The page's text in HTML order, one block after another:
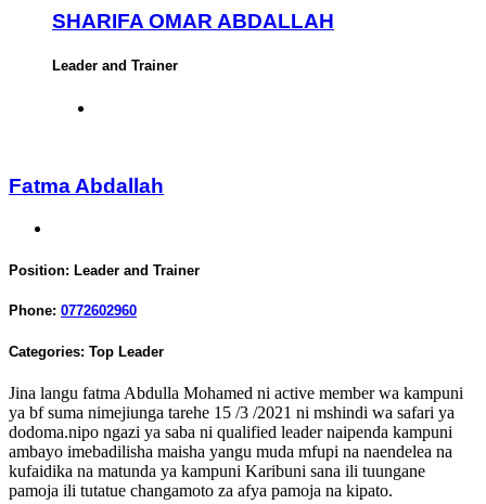
SHARIFA OMAR ABDALLAH
Leader and Trainer
Fatma Abdallah
Position: Leader and Trainer
Phone: 0772602960
Categories: Top Leader
Jina langu fatma Abdulla Mohamed ni active member wa kampuni
ya bf suma nimejiunga tarehe 15 /3 /2021 ni mshindi wa safari ya
dodoma.nipo ngazi ya saba ni qualified leader naipenda kampuni
ambayo imebadilisha maisha yangu muda mfupi na naendelea na
kufaidika na matunda ya kampuni Karibuni sana ili tuungane
pamoja ili tutatue changamoto za afya pamoja na kipato.